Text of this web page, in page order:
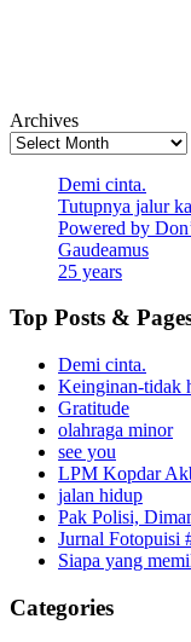
Archives
Demi cinta.
Tutupnya jalur
Powered by
Gaudeamus
25 years
Top Posts &
Demi cinta.
Keinginan-tidak
Gratitude
olahraga minor
see you
LPM Kopdar
jalan hidup
Pak Polisi,
Jurnal Fotopuisi
Siapa yang
Categories